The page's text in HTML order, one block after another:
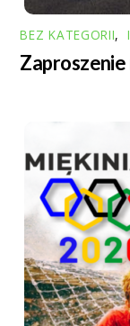
BEZ KATEGORII,